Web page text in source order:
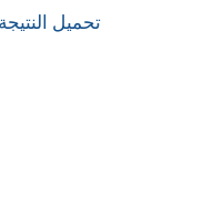
تحميل النتيجة